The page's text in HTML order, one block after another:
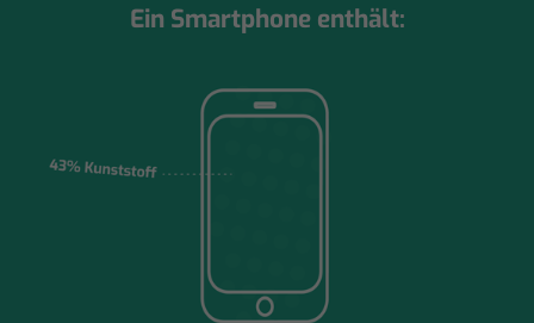
Ein Smartphone enthält: